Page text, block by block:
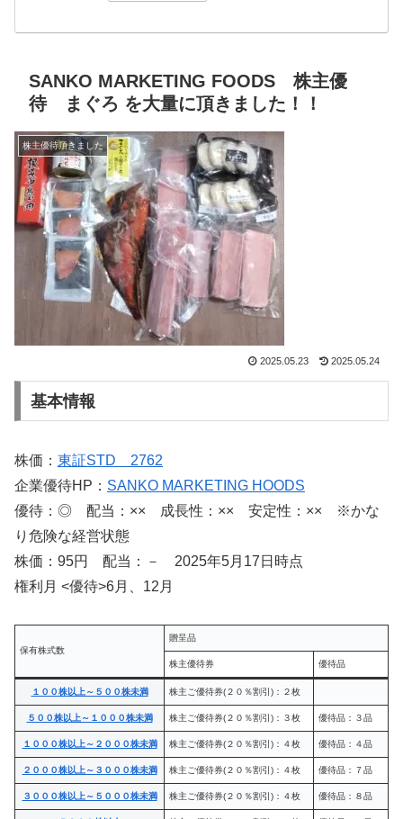
SANKO MARKETING FOODS 株主優
待 まぐろ を大量に頂きました！！
株主優待頂きました
2025.05.23 2025.05.24
基本情報
株価： 東証STD 2762
企業優待HP： SANKO MARKETING HOODS
優待：◎ 配当：×× 成長性：×× 安定性：×× ※かな
り危険な経営状態
株価：95円 配当：－ 2025年5月17日時点
権利月 <優待>6月、12月
保有株式数
贈呈品
株主優待券 優待品
１００株以上～５００株未満 株主ご優待券(２０％割引)：２枚
５００株以上～１０００株未満 株主ご優待券(２０％割引)：３枚 優待品：３品
１０００株以上～２０００株未満 株主ご優待券(２０％割引)：４枚 優待品：４品
２０００株以上～３０００株未満 株主ご優待券(２０％割引)：４枚 優待品：７品
３０００株以上～５０００株未満 株主ご優待券(２０％割引)：４枚 優待品：８品